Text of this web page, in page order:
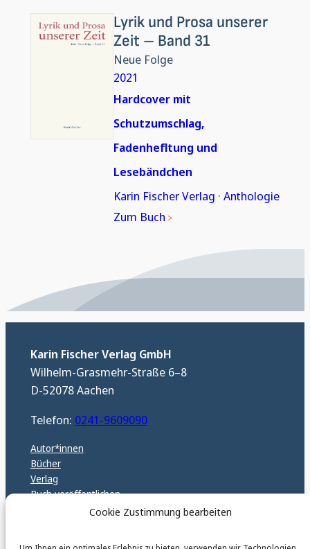
Cookie Zustimmung bearbeiten
Lyrik und Prosa unserer
Zeit – Band 31
Neue Folge
2021
Hardcover mit
Schutzumschlag,
Fadenhefltung und
Lesebändchen
Karin Fischer Verlag · Anthologie
Zum Buch
Karin Fischer Verlag GmbH
Wilhelm-Grasmehr-Straße 6–8
D-52078 Aachen
Telefon: 0241-9609090
Autor*innen
Bücher
Verlag
Buch veröffentlichen
Pressespiegel